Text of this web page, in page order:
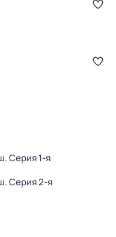
. Серия 1-я
. Серия 2-я